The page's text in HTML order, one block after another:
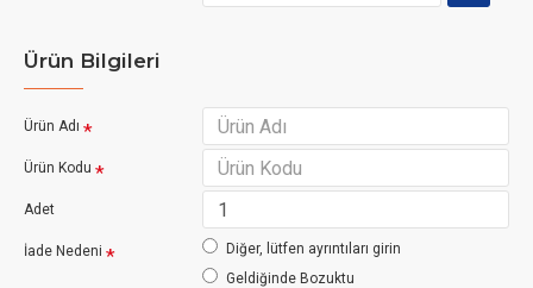
Ürün Bilgileri
Ürün Adı
Ürün Kodu
Adet
İade Nedeni
Diğer, lütfen ayrıntıları girin
Geldiğinde Bozuktu